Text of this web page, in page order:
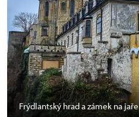
Frýdlantský hrad a zámek na jaře